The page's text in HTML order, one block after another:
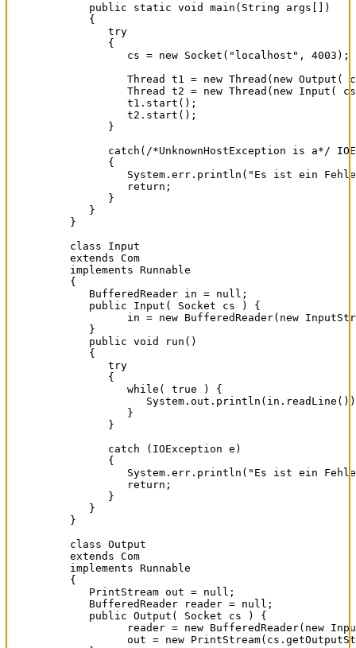
   public static void main(String args[])
   {
      try
      {
         cs = new Socket("localhost", 4003);
Thread t1 = new Thread(new Output(
Thread t2 = new Thread(new Input(
         t1.start();
         t2.start();
      }
catch(/*UnknownHostException is a*/
      {
System.err.println("Es ist ein
         return;
      }
   }
}
class Input
extends Com
implements Runnable
{
   BufferedReader in = null;
   public Input( Socket cs ) {
in = new BufferedReader(new
   }
   public void run()
   {
      try
      {
         while( true ) {
         }
      }
      catch (IOException e)
      {
System.err.println("Es ist ein
         return;
      }
   }
}
class Output
extends Com
implements Runnable
{
   PrintStream out = null;
   BufferedReader reader = null;
   public Output( Socket cs ) {
reader = new BufferedReader(new
out = new